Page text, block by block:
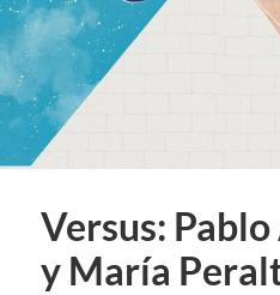
Versus:
y María